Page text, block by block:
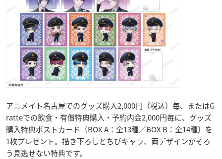
アニメイト名古屋でのグッズ購入2,000円（税込）毎、またはG
ratteでの飲食・有償特典購入・予約内金2,000円毎に、グッズ
購入特典ポストカード（BOX A：全13種／BOX B：全14種）を
1枚プレゼント。描き下ろしとちびキャラ、両デザインがそろ
う見逃せない特典です。